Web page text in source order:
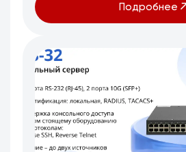
Подробнее